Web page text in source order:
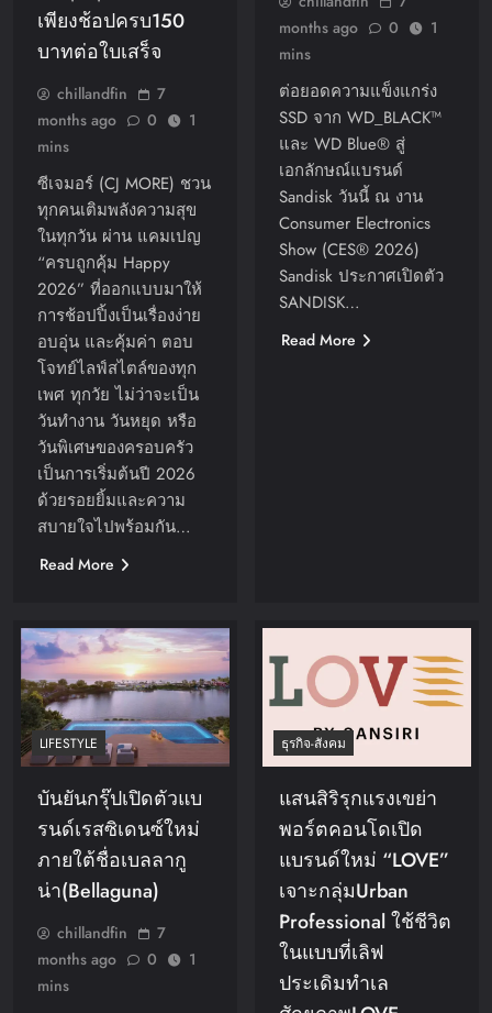
เพียงช้อปครบ150
บาทต่อใบเสร็จ
chillandfin
7
months ago
0
1
mins
ซีเจมอร์ (CJ MORE) ชวน
ทุกคนเติมพลังความสุข
ในทุกวัน ผ่าน แคมเปญ
“ครบถูกคุ้ม Happy
2026” ที่ออกแบบมาให้
การช้อปปิ้งเป็นเรื่องง่าย
อบอุ่น และคุ้มค่า ตอบ
โจทย์ไลฟ์สไตล์ของทุก
เพศ ทุกวัย ไม่ว่าจะเป็น
วันทำงาน วันหยุด หรือ
วันพิเศษของครอบครัว
เป็นการเริ่มต้นปี 2026
ด้วยรอยยิ้มและความ
สบายใจไปพร้อมกัน…
Read More
months ago
0
1
mins
ต่อยอดความแข็งแกร่ง
SSD จาก WD_BLACK™
และ WD Blue® สู่
เอกลักษณ์แบรนด์
Sandisk วันนี้ ณ งาน
Consumer Electronics
Show (CES® 2026)
Sandisk ประกาศเปิดตัว
SANDISK…
Read More
LIFESTYLE
บันยันกรุ๊ปเปิดตัวแบ
รนด์เรสซิเดนซ์ใหม่
ภายใต้ชื่อเบลลากู
น่า(Bellaguna)
chillandfin
7
months ago
0
1
mins
ธุรกิจ-สังคม
แสนสิริรุกแรงเขย่า
พอร์ตคอนโดเปิด
แบรนด์ใหม่ “LOVE”
เจาะกลุ่มUrban
Professional ใช้ชีวิต
ในแบบที่เลิฟ
ประเดิมทำเล